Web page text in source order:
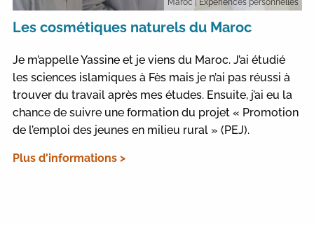
Les cosmétiques naturels du Maroc
Je m’appelle Yassine et je viens du Maroc. J’ai étudié
les sciences islamiques à Fès mais je n’ai pas réussi à
trouver du travail après mes études. Ensuite, j’ai eu la
chance de suivre une formation du projet « Promotion
de l’emploi des jeunes en milieu rural » (PEJ).
Plus d'informations >